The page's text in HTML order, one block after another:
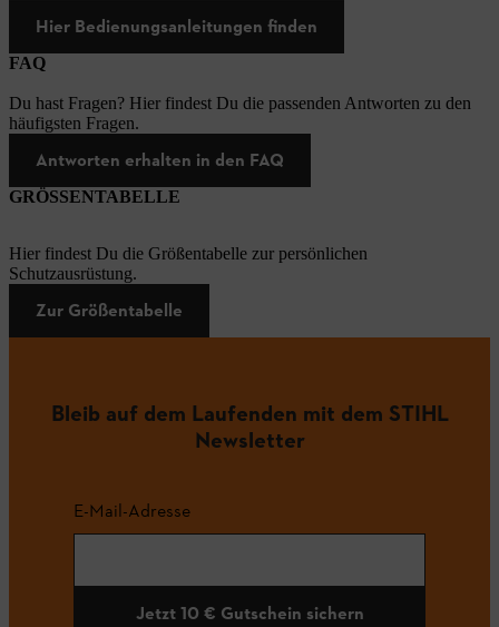
Hier Bedienungsanleitungen finden
FAQ
Du hast Fragen? Hier findest Du die passenden Antworten zu den
häufigsten Fragen.
Antworten erhalten in den FAQ
GRÖSSENTABELLE
Hier findest Du die Größentabelle zur persönlichen
Schutzausrüstung.
Zur Größentabelle
Bleib auf dem Laufenden mit dem STIHL
Newsletter
E-Mail-Adresse
Jetzt 10 € Gutschein sichern